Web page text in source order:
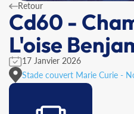
Retour
Cd60 -
L'oise
17 Janvier 2026
Stade couvert Marie Curie -